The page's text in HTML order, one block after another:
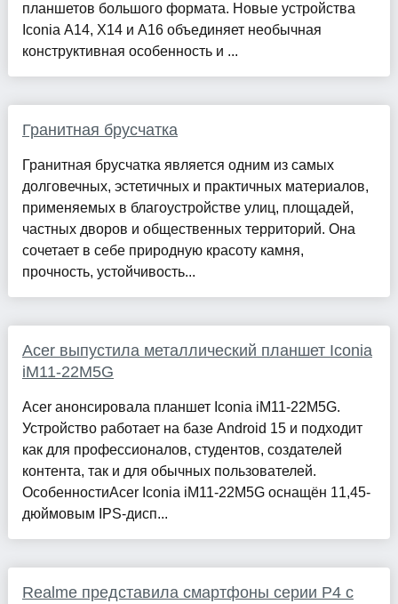
планшетов большого формата. Новые устройства
Iconia A14, X14 и A16 объединяет необычная
конструктивная особенность и ...
Гранитная брусчатка
Гранитная брусчатка является одним из самых
долговечных, эстетичных и практичных материалов,
применяемых в благоустройстве улиц, площадей,
частных дворов и общественных территорий. Она
сочетает в себе природную красоту камня,
прочность, устойчивость...
Acer выпустила металлический планшет Iconia
iM11-22M5G
Acer анонсировала планшет Iconia iM11-22M5G.
Устройство работает на базе Android 15 и подходит
как для профессионалов, студентов, создателей
контента, так и для обычных пользователей.
ОсобенностиAcer Iconia iM11-22M5G оснащён 11,45-
дюймовым IPS-дисп...
Realme представила смартфоны серии P4 с